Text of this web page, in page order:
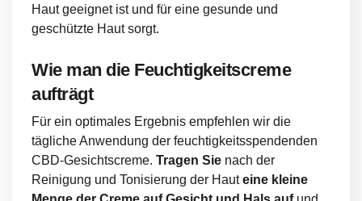
Haut geeignet ist und für eine gesunde und
geschützte Haut sorgt.
Wie man die Feuchtigkeitscreme
aufträgt
Für ein optimales Ergebnis empfehlen wir die
tägliche Anwendung der feuchtigkeitsspendenden
CBD-Gesichtscreme. Tragen Sie nach der
Reinigung und Tonisierung der Hauteine kleine